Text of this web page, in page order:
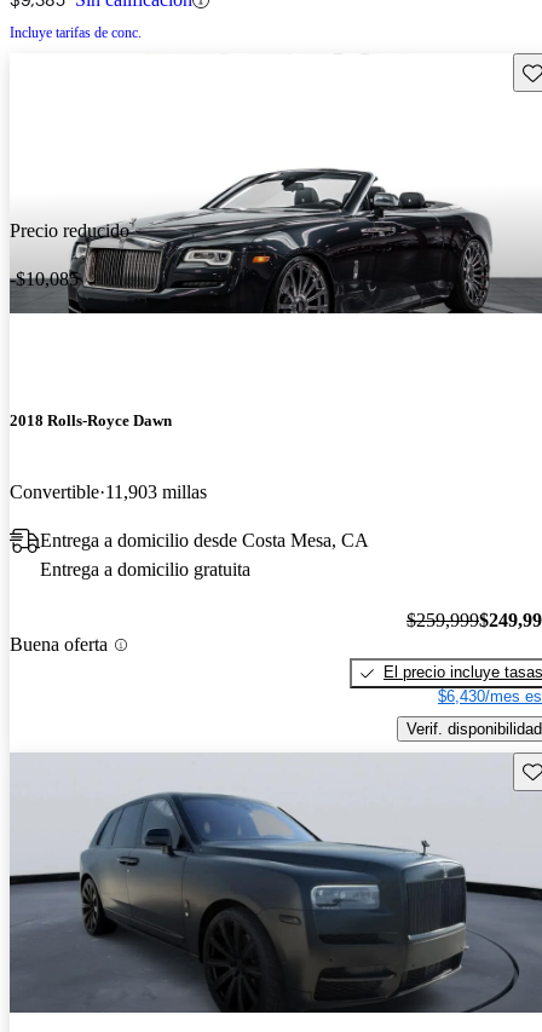
Incluye tarifas de conc.
Precio reducido
-$10,085
2018 Rolls-Royce Dawn
Convertible 11,903 millas
Entrega a domicilio desde Costa Mesa, CA
Entrega a domicilio gratuita
Buena oferta
$259,999
El precio incluye tasas
$6,430/mes
Verif. disponibilidad